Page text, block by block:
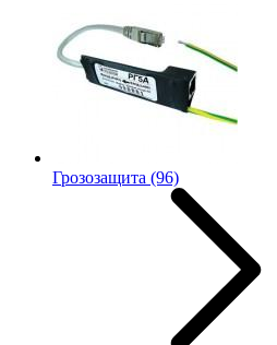
Грозозащита (96)